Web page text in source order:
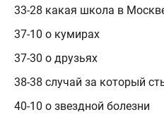
33-28 какая школа в
37-10 о кумирах
37-30 о друзьях
38-38 случай за который
40-10 о звездной болезни